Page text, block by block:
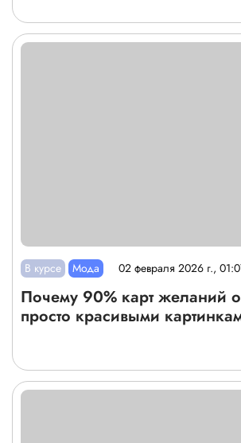
В курсе Мода 02 февраля 2026 г.,
Почему 90% карт желаний
просто красивыми